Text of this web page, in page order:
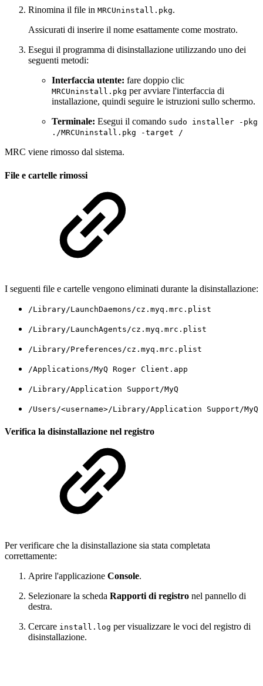
Rinomina il file in MRCUninstall.pkg.
Assicurati di inserire il nome esattamente come mostrato.
Esegui il programma di disinstallazione utilizzando uno dei
seguenti metodi:
Interfaccia utente: fare doppio clic
MRCUninstall.pkg per avviare l'interfaccia di
installazione, quindi seguire le istruzioni sullo schermo.
Terminale: Esegui il comando sudo installer -pkg
./MRCUninstall.pkg -target /
MRC viene rimosso dal sistema.
File e cartelle rimossi
I seguenti file e cartelle vengono eliminati durante la disinstallazione:
/Library/LaunchDaemons/cz.myq.mrc.plist
/Library/LaunchAgents/cz.myq.mrc.plist
/Library/Preferences/cz.myq.mrc.plist
/Applications/MyQ Roger Client.app
/Library/Application Support/MyQ
/Users/<username>/Library/Application Support/MyQ
Verifica la disinstallazione nel registro
Per verificare che la disinstallazione sia stata completata
correttamente:
Aprire l'applicazione Console.
Selezionare la scheda Rapporti di registro nel pannello di
destra.
Cercare install.log per visualizzare le voci del registro di
disinstallazione.